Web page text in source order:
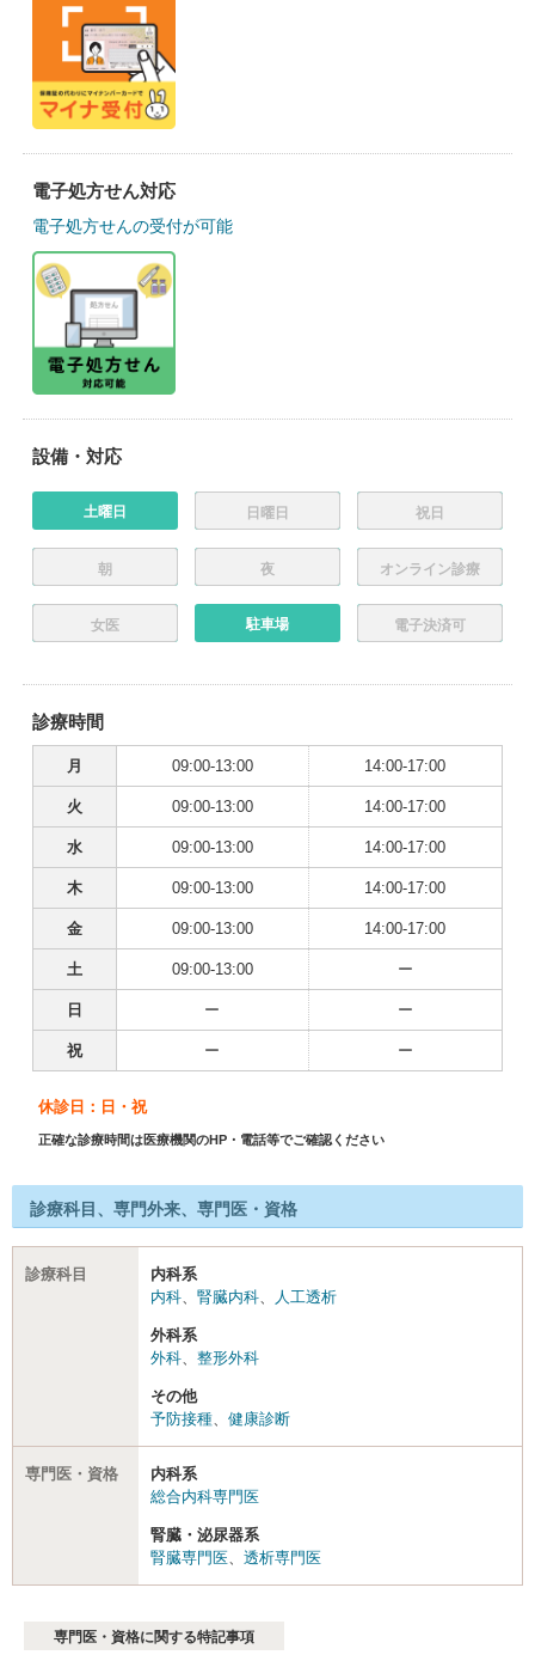
電子処方せん対応
電子処方せんの受付が可能
設備・対応
土曜日 日曜日 祝日
朝 夜 オンライン診療
女医 駐車場 電子決済可
診療時間
月 09:00-13:00 14:00-17:00
火 09:00-13:00 14:00-17:00
水 09:00-13:00 14:00-17:00
木 09:00-13:00 14:00-17:00
金 09:00-13:00 14:00-17:00
土 09:00-13:00 ー
日 ー ー
祝 ー ー
休診日：日・祝
正確な診療時間は医療機関のHP・電話等でご確認ください
診療科目、専門外来、専門医・資格
診療科目
内科系
内科、 腎臓内科、 人工透析
外科系
外科、 整形外科
その他
予防接種、 健康診断
専門医・資格
内科系
総合内科専門医
腎臓・泌尿器系
腎臓専門医、 透析専門医
専門医・資格に関する特記事項